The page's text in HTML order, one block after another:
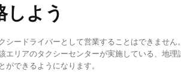
しよう
シードライバーとして営業することはできませ
エリアのタクシーセンターが実施している、地
できるようになります。